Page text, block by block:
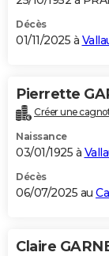
Décès
01/11/2025 à
Pierrette
Créer une
Naissance
03/01/1925 à
Décès
06/07/2025 au
Claire